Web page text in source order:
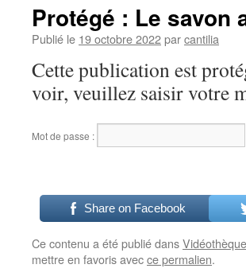
Protégé : Le savon
Publié le 19 octobre 2022parcantilia
Cette publication est
voir, veuillez saisir votre
Mot de passe :
Share on Facebook
Ce contenu a été publié dansVidéothèque
mettre en favoris avecce permalien.